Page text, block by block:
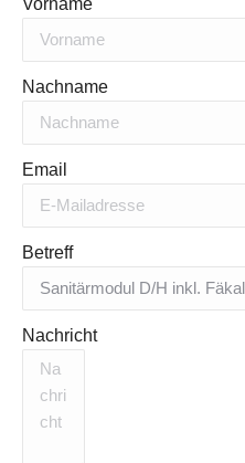
Vorname
Nachname
Email
Betreff
Nachricht